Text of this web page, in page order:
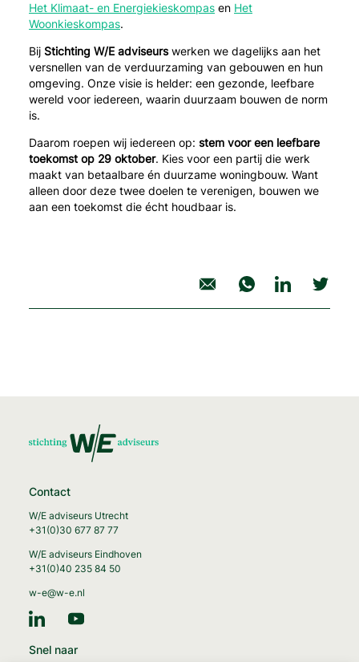
Het Klimaat- en Energiekieskompas en Het
Woonkieskompas.
Bij Stichting W/E adviseurswerken we dagelijks aan het
versnellen van de verduurzaming van gebouwen en hun
omgeving. Onze visie is helder: een gezonde, leefbare
wereld voor iedereen, waarin duurzaam bouwen de norm
is.
Daarom roepen wij iedereen op: stem voor een leefbare
toekomst op 29 oktober. Kies voor een partij die werk
maakt van betaalbare én duurzame woningbouw. Want
alleen door deze twee doelen te verenigen, bouwen we
aan een toekomst die écht houdbaar is.
deel artikel
Contact
W/E adviseurs Utrecht
+31(0)30 677 87 77
W/E adviseurs Eindhoven
+31(0)40 235 84 50
w-e@w-e.nl
Snel naar